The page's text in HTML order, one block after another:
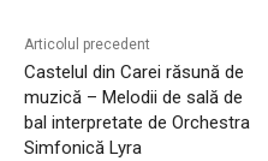
Articolul precedent
Castelul din Carei răsună de
muzică – Melodii de sală de
bal interpretate de Orchestra
Simfonică Lyra